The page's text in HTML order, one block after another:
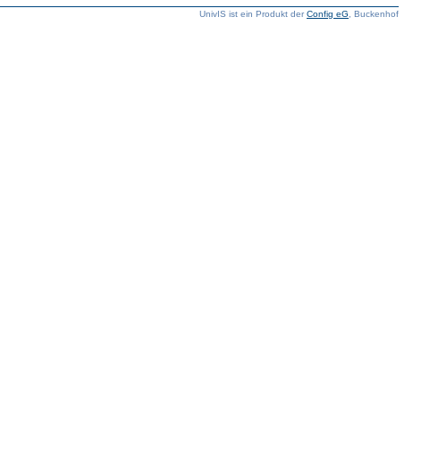
UnivIS ist ein Produkt derConfig eG , Buckenhof